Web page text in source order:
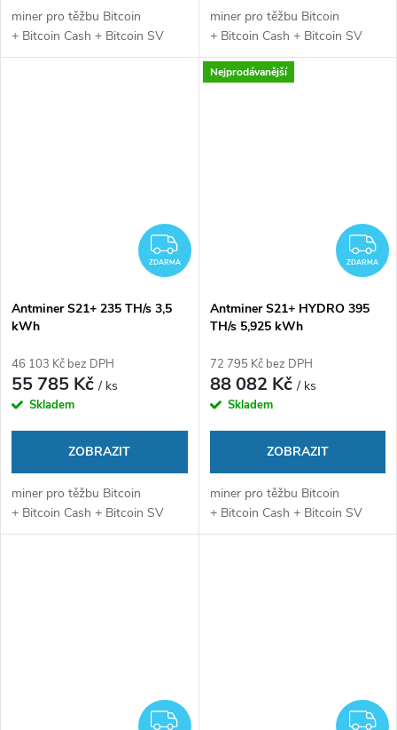
miner pro těžbu Bitcoin
+ Bitcoin Cash + Bitcoin SV
miner pro těžbu Bitcoin
+ Bitcoin Cash + Bitcoin SV
ZDARMA
ZDARMA
Antminer S21+ 235 TH/s 3,5
kWh
46 103 Kč bez DPH
55 785 Kč/ ks
Skladem
ZOBRAZIT
miner pro těžbu Bitcoin
+ Bitcoin Cash + Bitcoin SV
Nejprodávanější
ZDARMA
Antminer S21+ HYDRO 395
TH/s 5,925 kWh
72 795 Kč bez DPH
88 082 Kč/ ks
Skladem
ZOBRAZIT
miner pro těžbu Bitcoin
+ Bitcoin Cash + Bitcoin SV
ZDARMA